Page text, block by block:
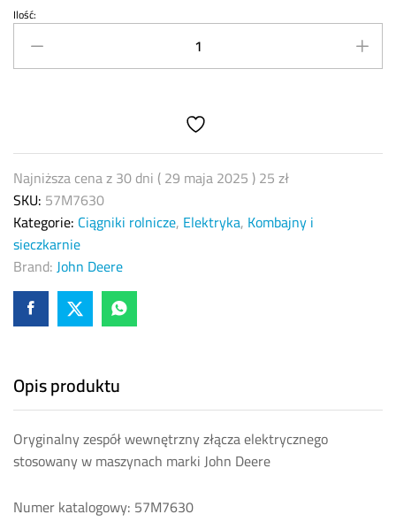
Szary
wewnętrzny
zespół
Deere
57M7630
quantity
Ilość:
Najniższa cena z 30 dni (29 maja 2025)25zł
SKU: 57M7630
Kategorie: Ciągniki rolnicze, Elektryka, Kombajny i
sieczkarnie
Brand:John Deere
Opis produktu
Oryginalny zespół wewnętrzny złącza elektrycznego
stosowany w maszynach marki John Deere
Numer katalogowy: 57M7630